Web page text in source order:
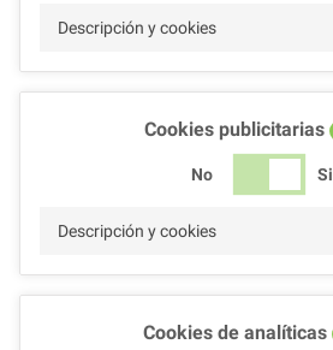
Descripción y cookies
Cookies publicitarias
No Si
Descripción y cookies
Cookies de analíticas